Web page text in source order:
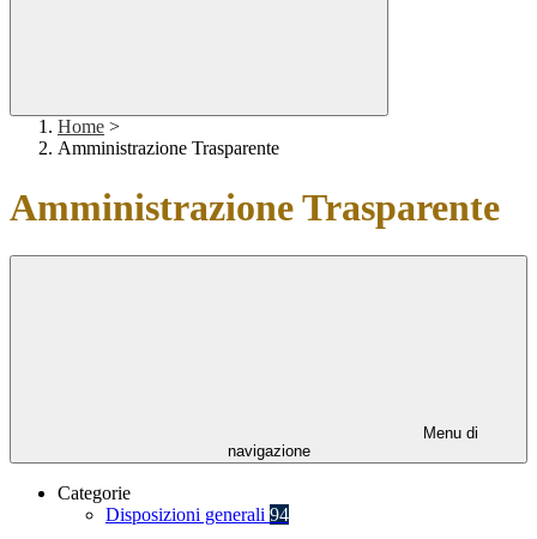
Home >
Amministrazione Trasparente
Amministrazione Trasparente
Menu di
navigazione
Categorie
Disposizioni generali 94